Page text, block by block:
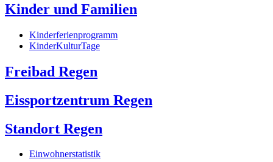
Kinder und Familien
Kinderferienprogramm
KinderKulturTage
Freibad Regen
Eissportzentrum Regen
Standort Regen
Einwohnerstatistik